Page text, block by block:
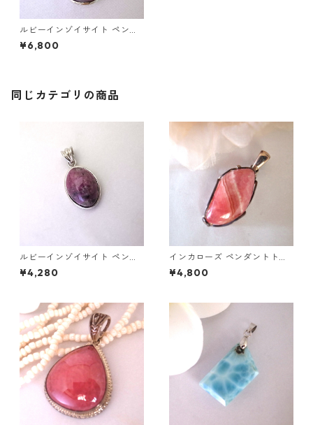
ルビーインゾイサイト ペンダ
ントトップ
¥6,800
同じカテゴリの商品
ルビーインゾイサイト ペンダ
ントトップ
¥4,280
インカローズ ペンダントトッ
プ
¥4,800